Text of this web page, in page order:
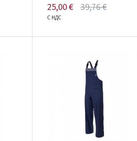
25,00 € 39,76 €
С НДС